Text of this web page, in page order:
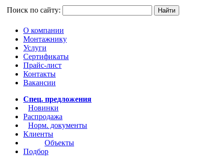
Поиск по сайту:
О компании
Монтажнику
Услуги
Сертификаты
Прайс-лист
Контакты
Вакансии
Спец. предложения
Новинки
Распродажа
Норм. документы
Клиенты
Объекты
Подбор